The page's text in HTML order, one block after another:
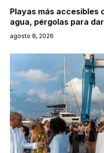
Playas más accesibles
agua, pérgolas para
agosto 8, 2026